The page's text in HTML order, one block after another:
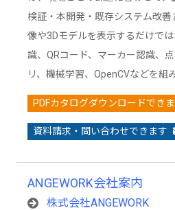
検証・本開発・既存システム改
像や3Dモデルを表示するだけで
識、QRコード、マーカー認識、
リ、機械学習、OpenCVなどを組
PDFカタログダウンロードでき
資料請求・問い合わせできます
ANGEWORK会社案内
株式会社ANGEWORK